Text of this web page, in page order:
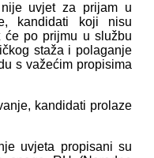
uvjet za prijam u
kandidati koji nisu
će po prijmu u službu
staža i polaganje
s važećim propisima
kandidati prolaze
uvjeta propisani su